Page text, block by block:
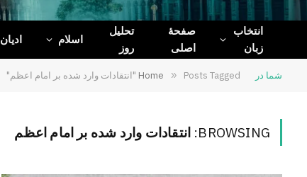
انتخاب
زبان
صفحۀ
اصلی
تحلیل
روز
اسلام ادیان
شما در Home » Posts Tagged "انتقادات وارد شده بر امام اعظم"
BROWSING: انتقادات وارد شده بر امام اعظم